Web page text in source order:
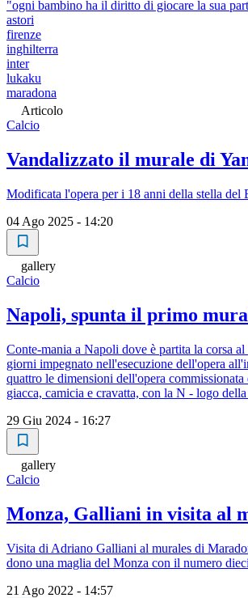
"ogni bambino ha il diritto di giocare la sua
astori
firenze
inghilterra
inter
lukaku
maradona
Articolo
Calcio
Vandalizzato il murale di
Modificata l'opera per i 18 anni della stella del
04 Ago 2025 - 14:20
gallery
Calcio
Napoli, spunta il primo
Conte-mania a Napoli dove è partita la corsa
giorni impegnato nell'esecuzione dell'opera
quattro le dimensioni dell'opera
giacca, camicia e cravatta, con la N - logo
29 Giu 2024 - 16:27
gallery
Calcio
Monza, Galliani in visita al
Visita di Adriano Galliani al murales di
dono una maglia del Monza con il numero
21 Ago 2022 - 14:57